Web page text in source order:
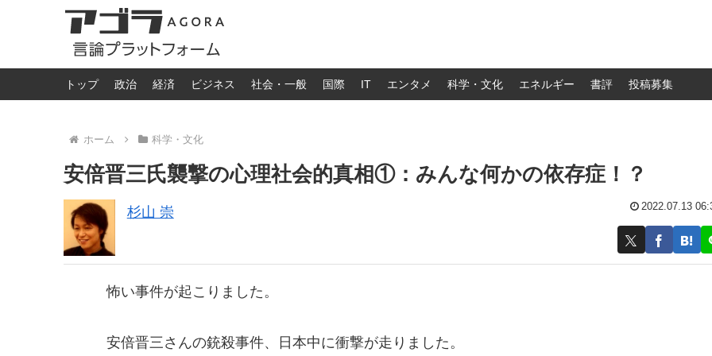
トップ 政治 経済 ビジネス 社会・一般 国際 IT エンタメ 科学・文化 エネルギー 書評 投稿募集
ホーム 科学・文化
安倍晋三氏襲撃の心理社会的真相①：みんな何かの依存症！？
杉山 崇 2022.07.13
怖い事件が起こりました。
安倍晋三さんの銃殺事件、日本中に衝撃が走りました。